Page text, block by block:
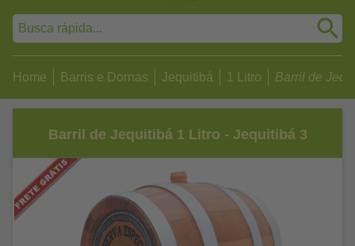
Home Barris e Dornas Jequitibá 1 Litro Barril de
Barril de Jequitibá 1 Litro - Jequitibá 3